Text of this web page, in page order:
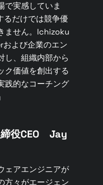
で実感していま
るだけでは競争優
ません。Ichizoku
および企業のエン
し、組織内部から
ク価値を創出する
践的なコーチング
締役CEO Jay
ェアエンジニアが
方々がエージェン